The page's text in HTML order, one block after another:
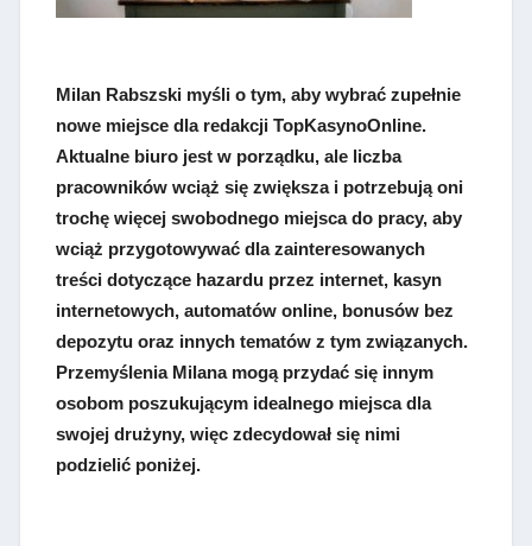
Milan Rabszski myśli o tym, aby wybrać zupełnie
nowe miejsce dla redakcji TopKasynoOnline.
Aktualne biuro jest w porządku, ale liczba
pracowników wciąż się zwiększa i potrzebują oni
trochę więcej swobodnego miejsca do pracy, aby
wciąż przygotowywać dla zainteresowanych
treści dotyczące hazardu przez internet, kasyn
internetowych, automatów online, bonusów bez
depozytu oraz innych tematów z tym związanych.
Przemyślenia Milana mogą przydać się innym
osobom poszukującym idealnego miejsca dla
swojej drużyny, więc zdecydował się nimi
podzielić poniżej.